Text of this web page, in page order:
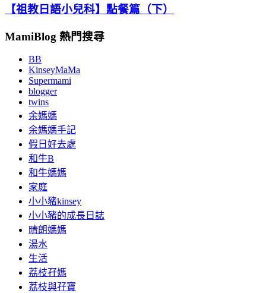
【祖教日語小兒科】點餐篇（下）
MamiBlog 熱門搜尋
BB
KinseyMaMa
Supermami
blogger
twins
余媽媽
余媽媽手記
假日好去處
和牛B
和牛媽媽
家庭
小小豬kinsey
小小豬的成長日誌
晴朗媽媽
湯水
生活
荔枝孖媽
荔枝與孖寶